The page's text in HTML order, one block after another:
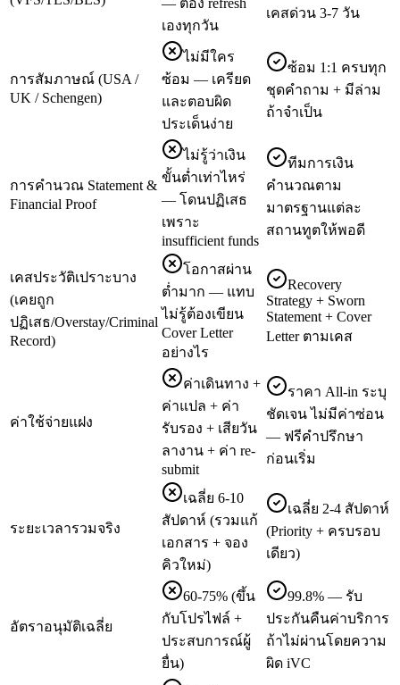
เองทุกวัน
เคสด่วน 3-7 วัน
การสัมภาษณ์ (USA /
UK / Schengen)
ไม่มีใคร
ซ้อม — เครียด
และตอบผิด
ประเด็นง่าย
ซ้อม 1:1 ครบทุก
ชุดคำถาม + มีล่าม
ถ้าจำเป็น
การคำนวณ Statement &
Financial Proof
ไม่รู้ว่าเงิน
ขั้นต่ำเท่าไหร่
— โดนปฏิเสธ
เพราะ
insufficient funds
ทีมการเงิน
คำนวณตาม
มาตรฐานแต่ละ
สถานทูตให้พอดี
เคสประวัติเปราะบาง
(เคยถูก
ปฏิเสธ/Overstay/Criminal
Record)
โอกาสผ่าน
ต่ำมาก — แทบ
ไม่รู้ต้องเขียน
Cover Letter
อย่างไร
Recovery
Strategy + Sworn
Statement + Cover
Letter ตามเคส
ค่าใช้จ่ายแฝง
ค่าเดินทาง +
ค่าแปล + ค่า
รับรอง + เสียวัน
ลางาน + ค่า re-
submit
ราคา All-in ระบุ
ชัดเจน ไม่มีค่าซ่อน
— ฟรีคำปรึกษา
ก่อนเริ่ม
ระยะเวลารวมจริง
เฉลี่ย 6-10
สัปดาห์ (รวมแก้
เอกสาร + จอง
คิวใหม่)
เฉลี่ย 2-4 สัปดาห์
(Priority + ครบรอบ
เดียว)
อัตราอนุมัติเฉลี่ย
60-75% (ขึ้น
กับโปรไฟล์ +
ประสบการณ์ผู้
ยื่น)
99.8% — รับ
ประกันคืนค่าบริการ
ถ้าไม่ผ่านโดยความ
ผิด iVC